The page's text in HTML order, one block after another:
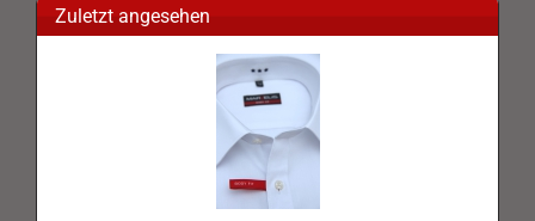
Zuletzt angesehen